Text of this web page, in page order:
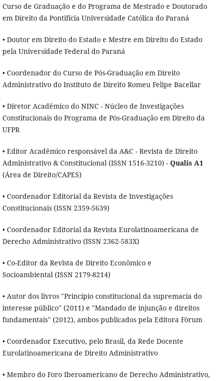
Curso de Graduação e do Programa de Mestrado e Doutorado
em Direito da Pontifícia Universidade Católica do Paraná
• Doutor em Direito do Estado e Mestre em Direito do Estado
pela Universidade Federal do Paraná
• Coordenador do Curso de Pós-Graduação em Direito
Administrativo do Instituto de Direito Romeu Felipe Bacellar
• Diretor Acadêmico do NINC - Núcleo de Investigações
Constitucionais do Programa de Pós-Graduação em Direito da
UFPR
• Editor Acadêmico responsável da A&C - Revista de Direito
Administrativo & Constitucional (ISSN 1516-3210) - Qualis A1
(Área de Direito/CAPES)
• Coordenador Editorial da Revista de Investigações
Constitucionais (ISSN 2359-5639)
• Coordenador Editorial da Revista Eurolatinoamericana de
Derecho Administrativo (ISSN 2362-583X)
• Co-Editor da Revista de Direito Econômico e
Socioambiental (ISSN 2179-8214)
• Autor dos livros "Princípio constitucional da supremacia do
interesse público" (2011) e "Mandado de injunção e direitos
fundamentais" (2012), ambos publicados pela Editora Fórum
• Coordenador Executivo, pelo Brasil, da Rede Docente
Eurolatinoamericana de Direito Administrativo
• Membro do Foro Iberoamericano de Derecho Administrativo,